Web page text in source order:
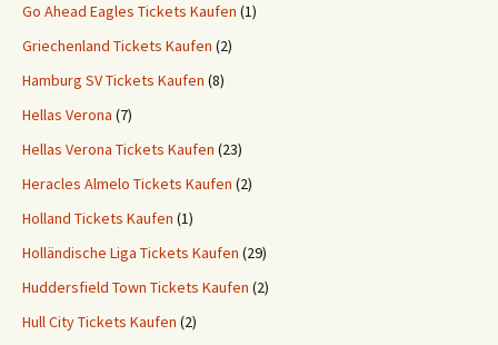
Go Ahead Eagles Tickets Kaufen (1)
Griechenland Tickets Kaufen (2)
Hamburg SV Tickets Kaufen (8)
Hellas Verona (7)
Hellas Verona Tickets Kaufen (23)
Heracles Almelo Tickets Kaufen (2)
Holland Tickets Kaufen (1)
Holländische Liga Tickets Kaufen (29)
Huddersfield Town Tickets Kaufen (2)
Hull City Tickets Kaufen (2)